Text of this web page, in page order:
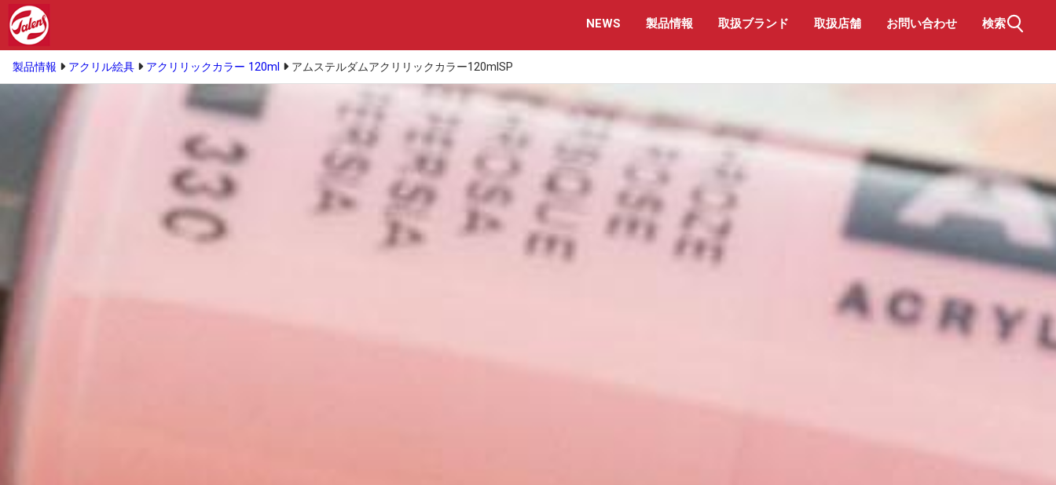
NEWS 製品情報 取扱ブランド 取扱店舗 お問い合わせ 検索
製品情報 アクリル絵具 アクリリックカラー 120ml アムステルダムアクリリックカラー120mlSP